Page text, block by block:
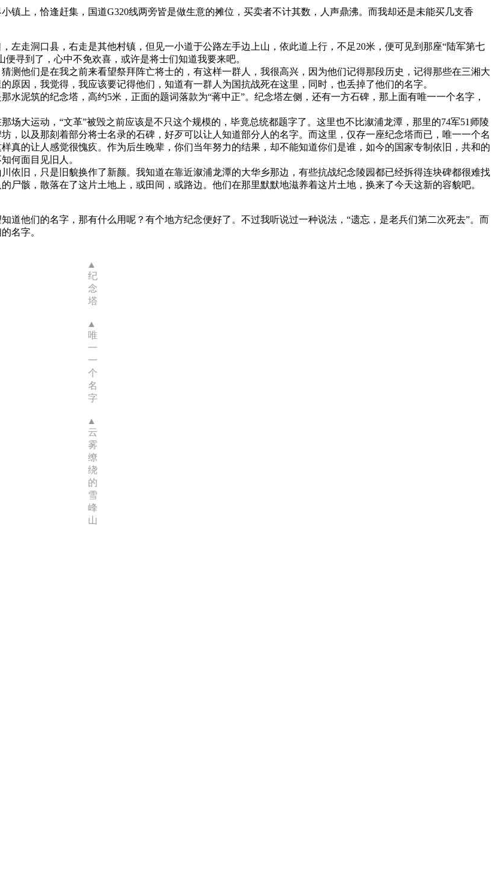
上，恰逢赶集，国道G320线两旁皆是做生意的摊位，买卖者不计其数，人声鼎沸。而我却还是未能买几支香
走洞口县，右走是其他村镇，但见一小道于公路左手边上山，依此道上行，不足20米，便可见到那座“陆军第七
寻到了，心中不免欢喜，或许是将士们知道我要来吧。
他们是在我之前来看望祭拜阵亡将士的，有这样一群人，我很高兴，因为他们记得那段历史，记得那些在三湘大
因，我觉得，我应该要记得他们，知道有一群人为国抗战死在这里，同时，也丢掉了他们的名字。
泥筑的纪念塔，高约5米，正面的题词落款为“蒋中正”。纪念塔左侧，还有一方石碑，那上面有唯一一个名字，
大运动，“文革”被毁之前应该是不只这个规模的，毕竟总统都题字了。这里也不比溆浦龙潭，那里的74军51师陵
，以及那刻着部分将士名录的石碑，好歹可以让人知道部分人的名字。而这里，仅存一座纪念塔而已，唯一一个名
真的让人感觉很愧疚。作为后生晚辈，你们当年努力的结果，却不能知道你们是谁，如今的国家专制依旧，共和的
何面目见旧人。
旧，只是旧貌换作了新颜。我知道在靠近溆浦龙潭的大华乡那边，有些抗战纪念陵园都已经拆得连块碑都很难找
尸骸，散落在了这片土地上，或田间，或路边。他们在那里默默地滋养着这片土地，换来了今天这新的容貌吧。
他们的名字，那有什么用呢？有个地方纪念便好了。不过我听说过一种说法，“遗忘，是老兵们第二次死去”。而
名字。
纪
念
塔
唯
一
一
个
名
字
云
雾
缭
绕
的
雪
峰
山